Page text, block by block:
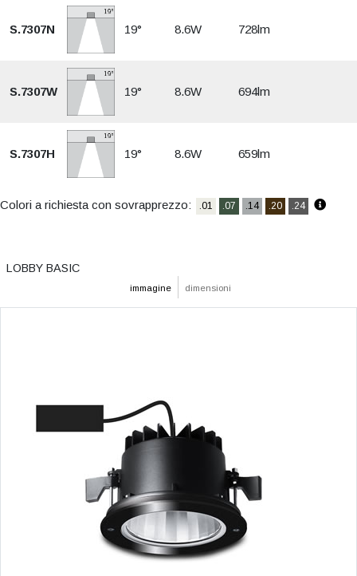
S.7307N 19° 8.6W 728lm
S.7307W 19° 8.6W 694lm
S.7307H 19° 8.6W 659lm
Colori a richiesta con sovrapprezzo: .01 .07 .14 .20 .24
immagine dimensioni
LOBBY BASIC